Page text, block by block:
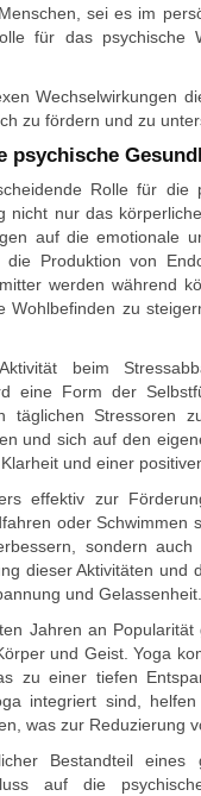
sei es im
für das psychische
Wechselwirkungen
zu fördern und zu
psychische
Rolle für die
nicht nur das
auf die emotionale
Produktion von
werden während
zu
beim
eine Form der
täglichen Stressoren
und sich auf den
und einer
effektiv zur
oder Schwimmen
sondern
dieser Aktivitäten und
und Gelassenheit.
Jahren an
und Geist. Yoga
zu einer tiefen
integriert sind,
was zur Reduzierung
Bestandteil eines
auf die